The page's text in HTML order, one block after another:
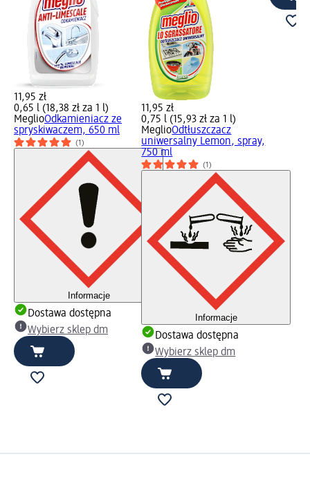
11,95 zł
0,65 l (18,38 zł za 1 l)
MeglioOdkamieniacz ze
spryskiwaczem, 650 ml
(1)
Informacje
Dostawa dostępna
Wybierz sklep dm
11,95 zł
0,75 l (15,93 zł za 1 l)
MeglioOdtłuszczacz
uniwersalny Lemon, spray,
750 ml
(1)
Informacje
Dostawa dostępna
Wybierz sklep dm